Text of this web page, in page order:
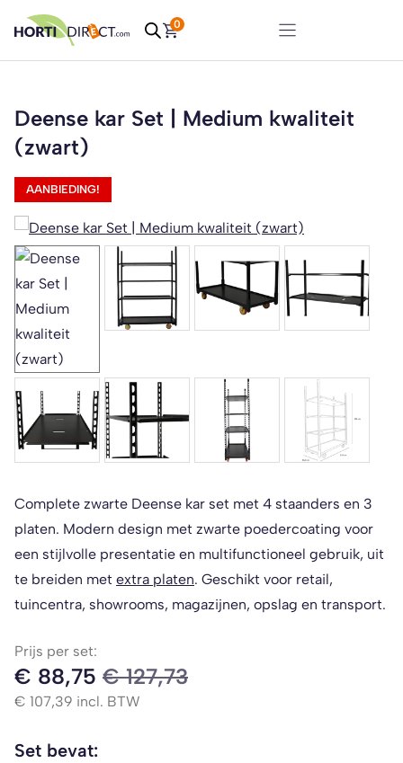
naar
de
0
Deense kar Set | Medium kwaliteit
(zwart)
AANBIEDING!
Complete zwarte Deense kar set met 4 staanders en 3
platen. Modern design met zwarte poedercoating voor
een stijlvolle presentatie en multifunctioneel gebruik, uit
te breiden met extra platen. Geschikt voor retail,
tuincentra, showrooms, magazijnen, opslag en transport.
Prijs per set:
€ 88,75 €127,73
€ 107,39 incl. BTW
Set bevat: